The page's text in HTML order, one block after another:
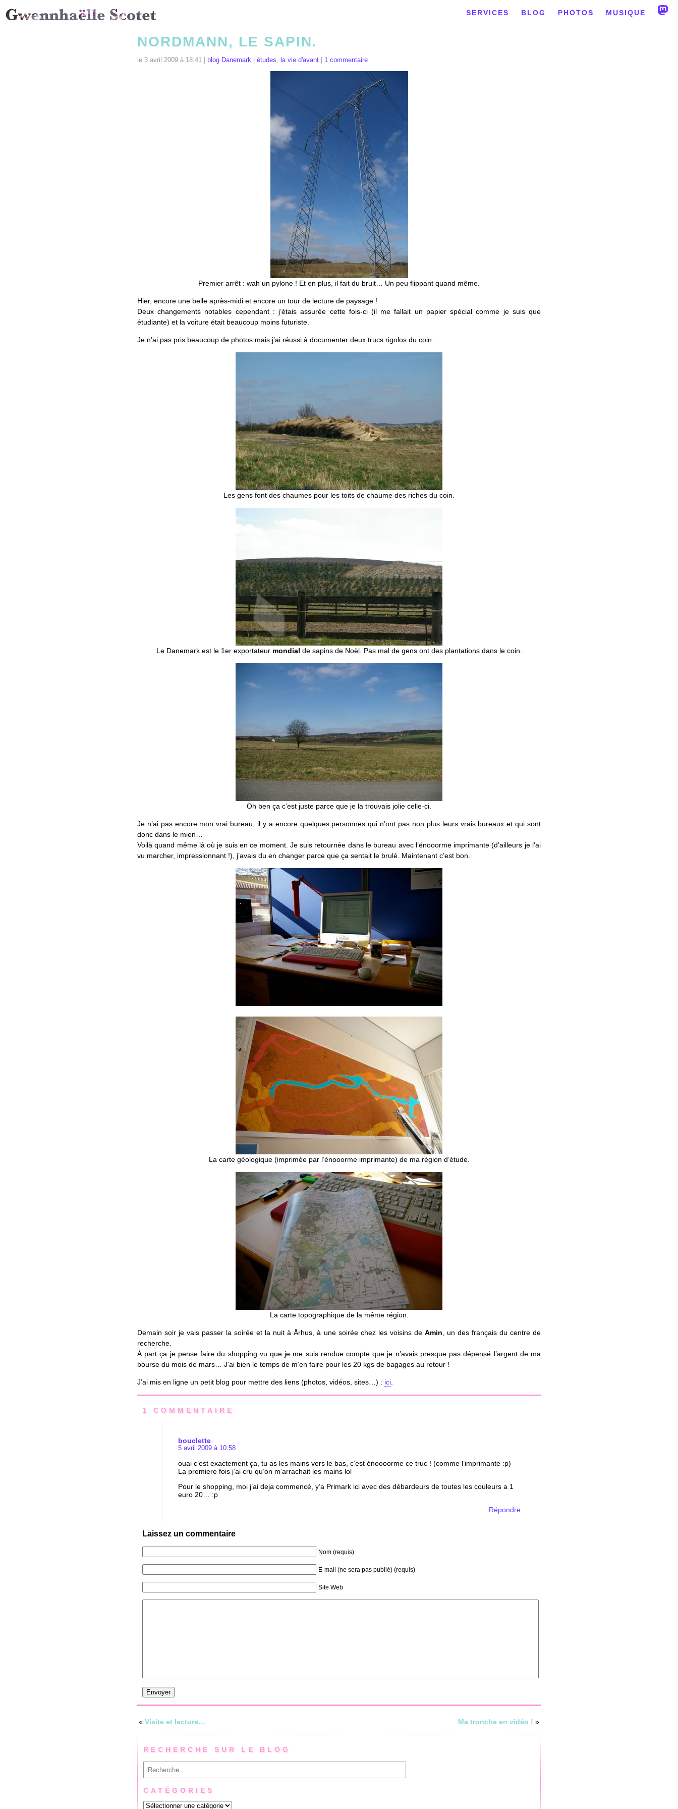
SERVICES BLOG PHOTOS MUSIQUE
NORDMANN, LE SAPIN.
le 3 avril 2009 à 18:41 | blog Danemark études la vie d'avant 1 commentaire
Premier arrêt : wah un pylone ! Et en plus, il fait du bruit… Un peu flippant quand même.
Hier, encore une belle après-midi et encore un tour de lecture de paysage !
Deux changements notables cependant : j’étais assurée cette fois-ci (il me fallait un papier spécial comme je suis que
étudiante) et la voiture était beaucoup moins futuriste.
Je n’ai pas pris beaucoup de photos mais j’ai réussi à documenter deux trucs rigolos du coin.
Les gens font des chaumes pour les toits de chaume des riches du coin.
Le Danemark est le 1er exportateur mondial de sapins de Noël. Pas mal de gens ont des plantations dans le coin.
Oh ben ça c’est juste parce que je la trouvais jolie celle-ci.
Je n’ai pas encore mon vrai bureau, il y a encore quelques personnes qui n’ont pas non plus leurs vrais bureaux et qui sont
donc dans le mien…
Voilà quand même là où je suis en ce moment. Je suis retournée dans le bureau avec l’énooorme imprimante (d’ailleurs je l’ai
vu marcher, impressionnant !), j’avais du en changer parce que ça sentait le brulé. Maintenant c’est bon.
La carte géologique (imprimée par l’énooorme imprimante) de ma région d’étude.
La carte topographique de la même région.
Demain soir je vais passer la soirée et la nuit à Århus, à une soirée chez les voisins de Amin , un des français du centre de
recherche.
À part ça je pense faire du shopping vu que je me suis rendue compte que je n’avais presque pas dépensé l’argent de ma
bourse du mois de mars… J’ai bien le temps de m’en faire pour les 20 kgs de bagages au retour !
J’ai mis en ligne un petit blog pour mettre des liens (photos, vidéos, sites…) : ici
1 COMMENTAIRE
bouclette
5 avril 2009 à 10:58
ouai c’est exactement ça, tu as les mains vers le bas, c’est énoooorme ce truc ! (comme l’imprimante :p)
La premiere fois j’ai cru qu’on m’arrachait les mains lol
Pour le shopping, moi j’ai deja commencé, y’a Primark ici avec des débardeurs de toutes les couleurs a 1
euro 20… :p
Répondre
Laissez un commentaire
Nom (requis)
E-mail (ne sera pas publié) (requis)
Site Web
« Visite et lecture… Ma tronche en vidéo ! »
RECHERCHE SUR LE BLOG
Rechercher
CATÉGORIES
Catégories